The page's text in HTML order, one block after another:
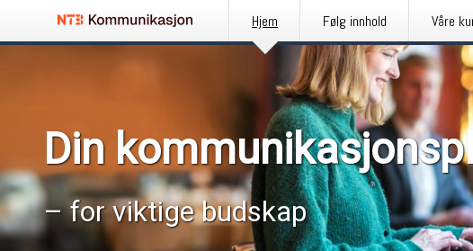
Hjem Følg innhold Våre
Din
– for viktige budskap